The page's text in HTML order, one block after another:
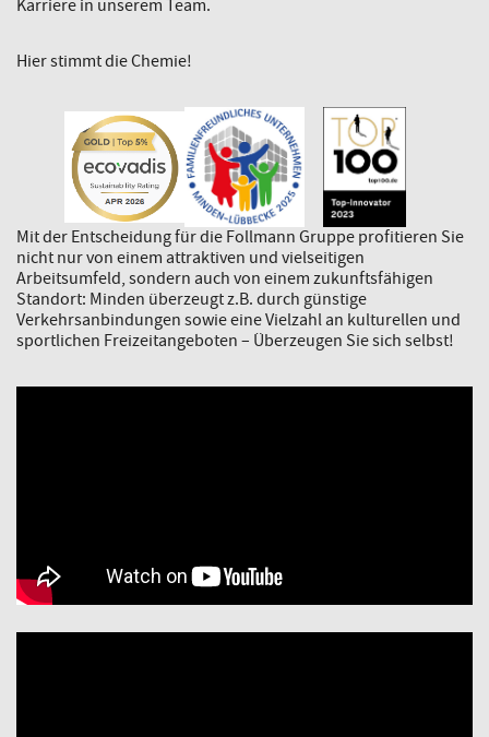
Karriere in unserem Team.
Hier stimmt die Chemie!
Mit der Entscheidung für die Follmann Gruppe profitieren Sie
nicht nur von einem attraktiven und vielseitigen
Arbeitsumfeld, sondern auch von einem zukunftsfähigen
Standort: Minden überzeugt z.B. durch günstige
Verkehrsanbindungen sowie eine Vielzahl an kulturellen und
sportlichen Freizeitangeboten – Überzeugen Sie sich selbst!